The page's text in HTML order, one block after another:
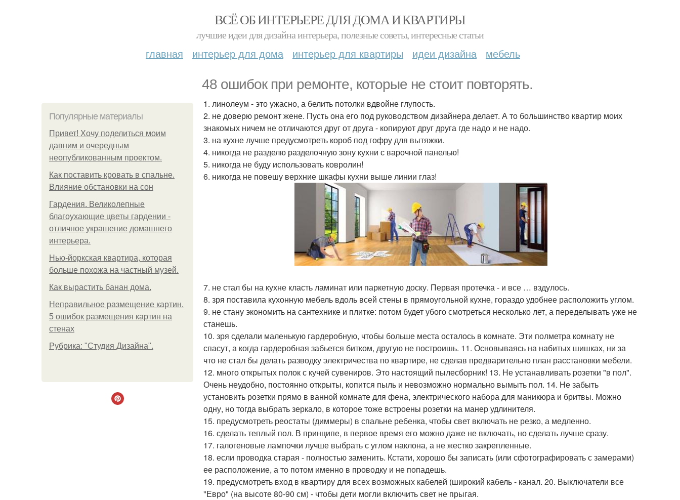
ВСЁ ОБ ИНТЕРЬЕРЕ ДЛЯ ДОМА И КВАРТИРЫ
лучшие идеи для дизайна интерьера, полезные советы, интересные статьи
главная интерьер для дома интерьер для квартиры идеи дизайна мебель
48 ошибок при ремонте, которые не стоит повторять.
Популярные материалы
Привет! Хочу поделиться моим
давним и очередным
неопубликованным проектом.
Как поставить кровать в спальне.
Влияние обстановки на сон
Гардения. Великолепные
благоухающие цветы гардении -
отличное украшение домашнего
интерьера.
Нью-йоркская квартира, которая
больше похожа на частный музей.
Как вырастить банан дома.
Неправильное размещение картин.
5 ошибок размещения картин на
стенах
Рубрика: "Студия Дизайна".
1. линолеум - это ужасно, а белить потолки вдвойне глупость.
2. не доверю ремонт жене. Пусть она его под руководством дизайнера делает. А то большинство квартир моих
знакомых ничем не отличаются друг от друга - копируют друг друга где надо и не надо.
3. на кухне лучше предусмотреть короб под гофру для вытяжки.
4. никогда не разделю разделочную зону кухни с варочной панелью!
5. никогда не буду использовать ковролин!
6. никогда не повешу верхние шкафы кухни выше линии глаз!
7. не стал бы на кухне класть ламинат или паркетную доску. Первая протечка - и все … вздулось.
8. зря поставила кухонную мебель вдоль всей стены в прямоугольной кухне, гораздо удобнее расположить углом.
9. не стану экономить на сантехнике и плитке: потом будет убого смотреться несколько лет, а переделывать уже не
станешь.
10. зря сделали маленькую гардеробную, чтобы больше места осталось в комнате. Эти полметра комнату не
спасут, а когда гардеробная забьется битком, другую не построишь. 11. Основываясь на набитых шишках, ни за
что не стал бы делать разводку электричества по квартире, не сделав предварительно план расстановки мебели.
12. много открытых полок с кучей сувениров. Это настоящий пылесборник! 13. Не устанавливать розетки "в пол".
Очень неудобно, постоянно открыты, копится пыль и невозможно нормально вымыть пол. 14. Не забыть
установить розетки прямо в ванной комнате для фена, электрического набора для маникюра и бритвы. Можно
одну, но тогда выбрать зеркало, в которое тоже встроены розетки на манер удлинителя.
15. предусмотреть реостаты (диммеры) в спальне ребенка, чтобы свет включать не резко, а медленно.
16. сделать теплый пол. В принципе, в первое время его можно даже не включать, но сделать лучше сразу.
17. галогеновые лампочки лучше выбрать с углом наклона, а не жестко закрепленные.
18. если проводка старая - полностью заменить. Кстати, хорошо бы записать (или сфотографировать с замерами)
ее расположение, а то потом именно в проводку и не попадешь.
19. предусмотреть вход в квартиру для всех возможных кабелей (широкий кабель - канал. 20. Выключатели все
"Евро" (на высоте 80-90 см) - чтобы дети могли включить свет не прыгая.